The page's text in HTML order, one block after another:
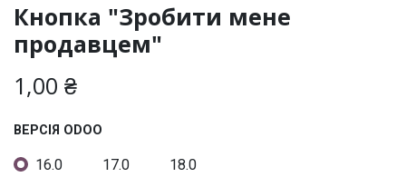
Кнопка "Зробити мене
продавцем"
1,00 ₴
ВЕРСІЯ ODOO
16.0 17.0 18.0